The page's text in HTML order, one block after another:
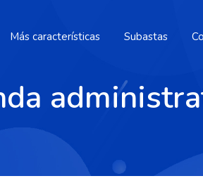
Más características Subastas